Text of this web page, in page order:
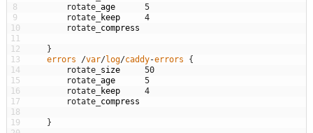
8
9
10
11
12
13
14
15
16
17
18
19
rotate_ age
5
rotate_ keep
4
rotate_ compress
}
errors
/var/log/caddy-errors
{
rotate_ size
50
rotate_ age
5
rotate_ keep
4
rotate_ compress
}